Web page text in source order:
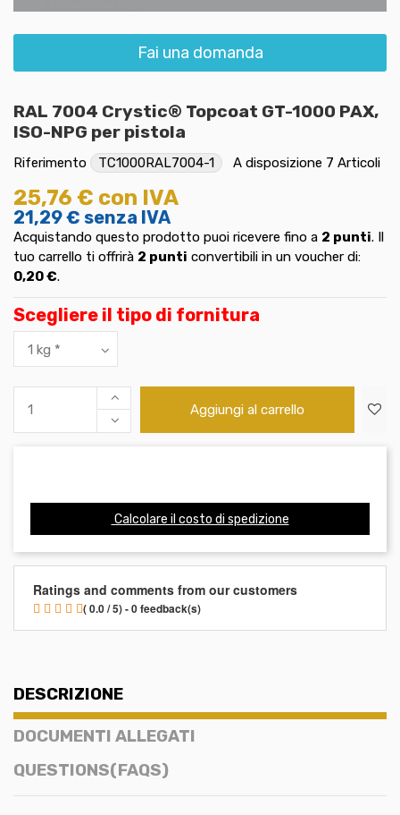
Fai una domanda
RAL 7004 Crystic® Topcoat GT-1000 PAX,
ISO-NPG per pistola
Riferimento TC1000RAL7004-1 A disposizione 7 Articoli
25,76 € con IVA
21,29 € senza IVA
Acquistando questo prodotto puoi ricevere fino a 2 punti. Il
tuo carrello ti offrirà 2 punti convertibili in un voucher di:
0,20 €.
Scegliere il tipo di fornitura
Aggiungi al carrello
Calcolare il costo di spedizione
Ratings and comments from our customers
( 0.0 / 5) - 0 feedback(s)
DESCRIZIONE
DOCUMENTI ALLEGATI
QUESTIONS(FAQS)